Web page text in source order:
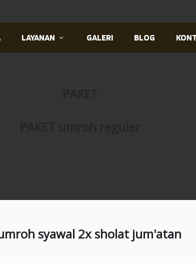
LAYANAN GALERI BLOG
syawal 2x sholat jum'atan